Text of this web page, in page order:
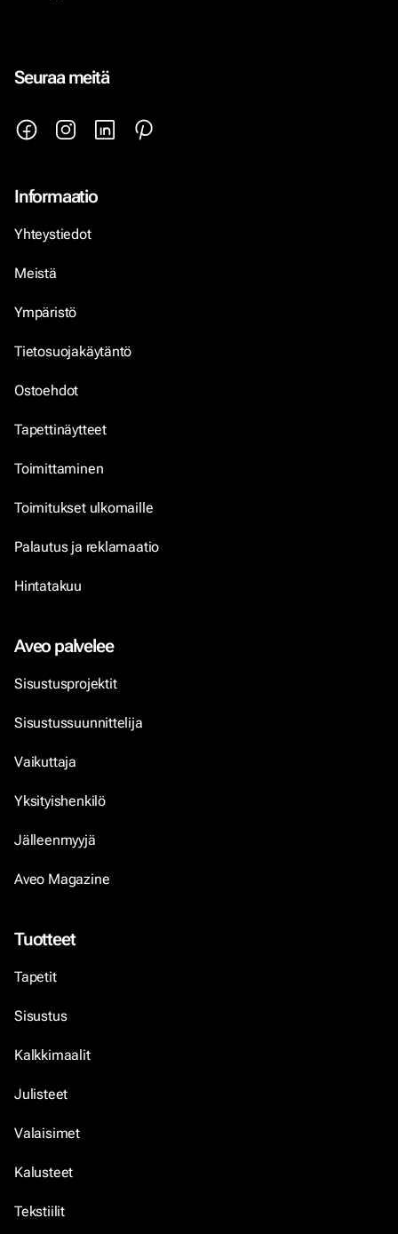
Seuraa meitä
Informaatio
Yhteystiedot
Meistä
Ympäristö
Tietosuojakäytäntö
Ostoehdot
Tapettinäytteet
Toimittaminen
Toimitukset ulkomaille
Palautus ja reklamaatio
Hintatakuu
Aveo palvelee
Sisustusprojektit
Sisustussuunnittelija
Vaikuttaja
Yksityishenkilö
Jälleenmyyjä
Aveo Magazine
Tuotteet
Tapetit
Sisustus
Kalkkimaalit
Julisteet
Valaisimet
Kalusteet
Tekstiilit